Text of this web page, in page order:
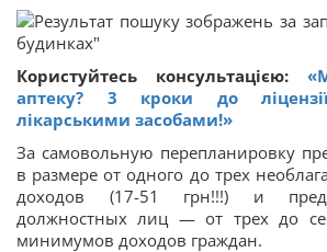
Користуйтесь консультацією:
аптеку? 3 кроки до
лікарськими засобами!»
За самовольную перепланировку
в размере от одного до трех
доходов (17-51 грн!!!) и
должностных лиц — от трех до
минимумов доходов граждан.